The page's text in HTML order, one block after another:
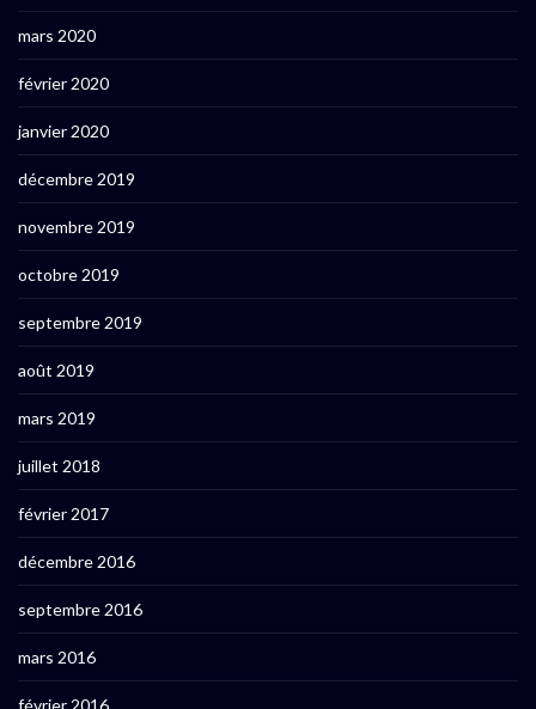
mars 2020
février 2020
janvier 2020
décembre 2019
novembre 2019
octobre 2019
septembre 2019
août 2019
mars 2019
juillet 2018
février 2017
décembre 2016
septembre 2016
mars 2016